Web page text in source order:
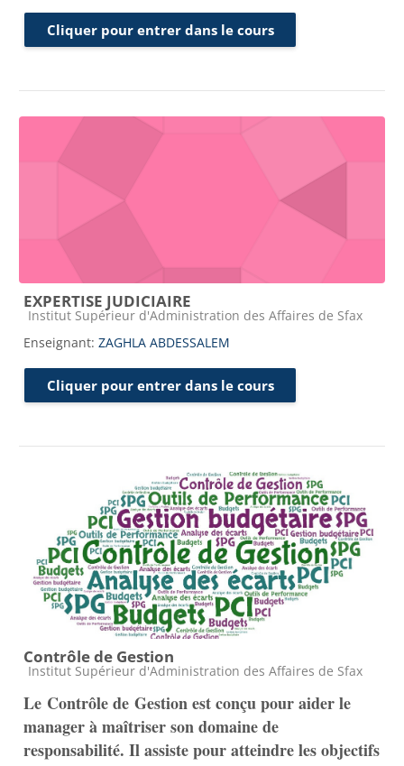
Cliquer pour entrer dans le cours
EXPERTISE JUDICIAIRE
Catégorie de cours
Institut Supérieur d'Administration des Affaires de Sfax
Enseignant: ZAGHLA ABDESSALEM
Cliquer pour entrer dans le cours
Contrôle de Gestion
Catégorie de cours
Institut Supérieur d'Administration des Affaires de Sfax
Le Contrôle de Gestion est conçu pour aider le
manager à maîtriser son domaine de
responsabilité. Il assiste pour atteindre les objectifs